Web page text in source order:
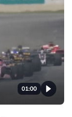
01:00